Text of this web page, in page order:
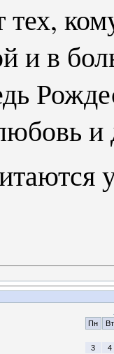
и в
Пн
Вт
3
4